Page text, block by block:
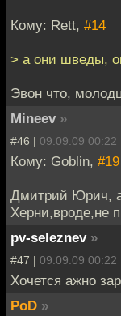
Кому: Rett, #14
> а они шведы,
Эвон что,
Mineev »
#46 | 09.09.09 00:22
Кому: Goblin, #19
Дмитрий Юрич,
Херни,вроде,не
pv-seleznev »
#47 | 09.09.09 00:22
Хочется ажно
PoD »